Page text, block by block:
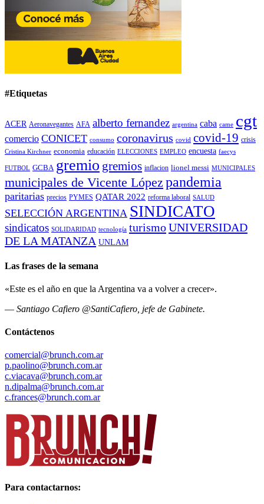
#Etiquetas
ACER Aeronavegantes AFA alberto fernandez argentina caba came cgt
comercio CONICET consumo coronavirus covid covid-19 crisis
Cristina Kirchner economia educación ELECCIONES EMPLEO encuesta faecys
FUTBOL GCBA gremio gremios inflacion lionel messi MUNICIPALES
municipales de Vicente López pandemia
paritarias precios PYMES QATAR 2022 reforma laboral SALUD
SELECCIÓN ARGENTINA SINDICATO
sindicatos SOLIDARIDAD tecnología turismoUNIVERSIDAD
DE LA MATANZA UNLAM
Las frases de la semana
«Este es el año en que la Argentina va a volver a crecer».
— Santiago Cafiero @SantiCafiero, jefe de Gabinete.
Contáctenos
comercial@brunch.com.ar
p.paolino@brunch.com.ar
c.viacava@brunch.com.ar
n.dipalma@brunch.com.ar
c.frances@brunch.com.ar
Para contactarnos: